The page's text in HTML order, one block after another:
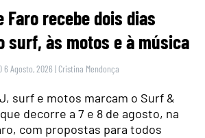
Faro recebe dois dias
surf, às motos e à música
6 Agosto, 2026 | Cristina Mendonça
surf e motos marcam o Surf &
decorre a 7 e 8 de agosto, na
com propostas para todos